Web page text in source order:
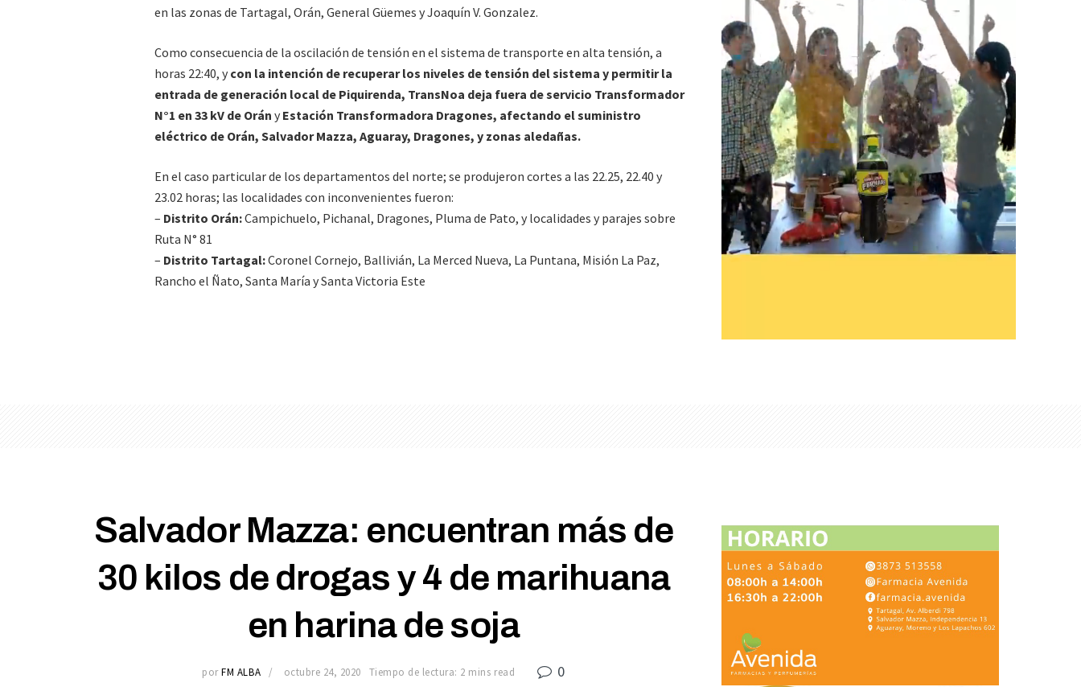
en las zonas de Tartagal, Orán, General Güemes y Joaquín V. Gonzalez.
Como consecuencia de la oscilación de tensión en el sistema de transporte en alta tensión, a
horas 22:40, y con la intención de recuperar los niveles de tensión del sistema y permitir la
entrada de generación local de Piquirenda, TransNoa deja fuera de servicio Transformador
N°1 en 33 kV de Orán y Estación Transformadora Dragones, afectando el suministro
eléctrico de Orán, Salvador Mazza, Aguaray, Dragones, y zonas aledañas.
En el caso particular de los departamentos del norte; se produjeron cortes a las 22.25, 22.40 y
23.02 horas; las localidades con inconvenientes fueron:
– Distrito Orán:Campichuelo, Pichanal, Dragones, Pluma de Pato, y localidades y parajes sobre
Ruta N° 81
– Distrito Tartagal:Coronel Cornejo, Ballivián, La Merced Nueva, La Puntana, Misión La Paz,
Rancho el Ñato, Santa María y Santa Victoria Este
Salvador Mazza: encuentran más de
30 kilos de drogas y 4 de marihuana
en harina de soja
por FM ALBA octubre 24, 2020 Tiempo de lectura: 2 mins read 0